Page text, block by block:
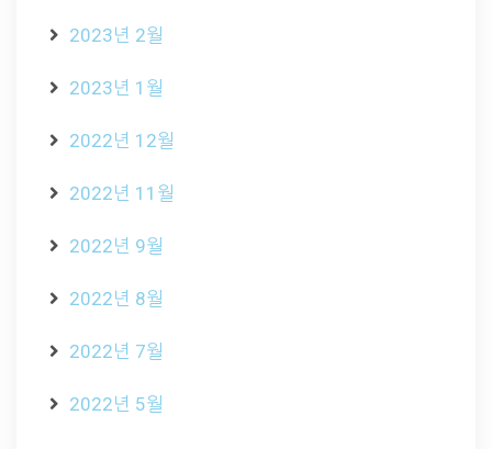
2023년 2월
2023년 1월
2022년 12월
2022년 11월
2022년 9월
2022년 8월
2022년 7월
2022년 5월